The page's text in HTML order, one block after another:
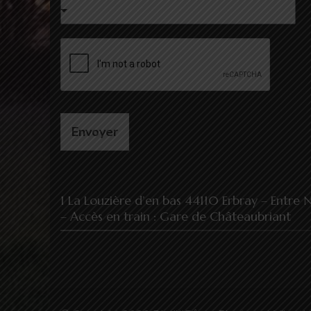
E
-
N
m
Envoyer
1 La Louzière d’en bas 44110 Erbray – Entre
– Accès en train : Gare de Châteaubriant